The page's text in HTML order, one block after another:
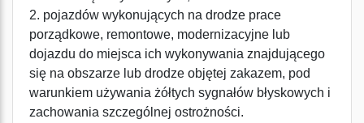
2. pojazdów wykonujących na drodze prace
porządkowe, remontowe, modernizacyjne lub
dojazdu do miejsca ich wykonywania znajdującego
się na obszarze lub drodze objętej zakazem, pod
warunkiem używania żółtych sygnałów błyskowych i
zachowania szczególnej ostrożności.